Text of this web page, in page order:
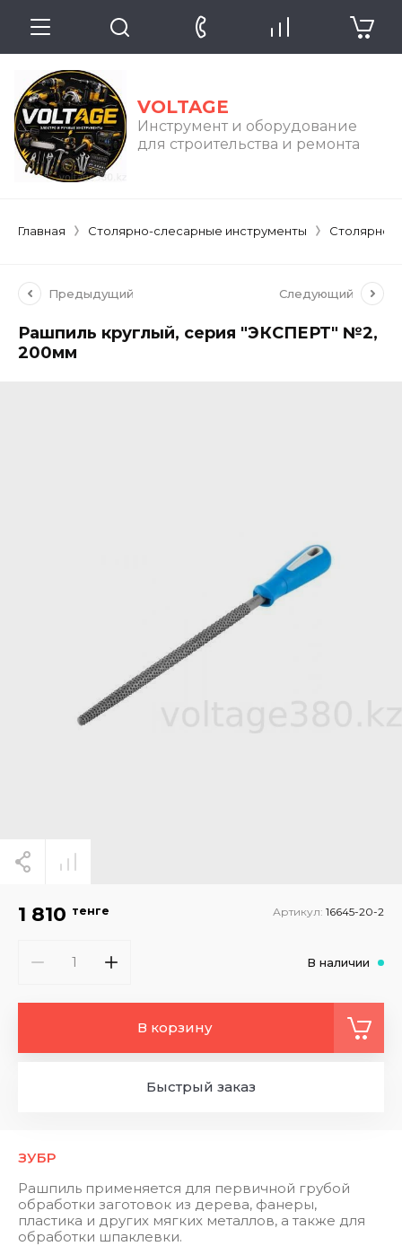
VOLTAGE
Инструмент и оборудование
для строительства и ремонта
Главная Столярно-слесарные инструменты Столярно-
Предыдущий Следующий
Рашпиль круглый, серия "ЭКСПЕРТ" №2,
200мм
ЗУБР
Рашпиль применяется для первичной грубой
обработки заготовок из дерева, фанеры,
пластика и других мягких металлов, а также для
обработки шпаклевки.
1 810 тенге Артикул: 16645-20-2
В наличии
В корзину
Быстрый заказ